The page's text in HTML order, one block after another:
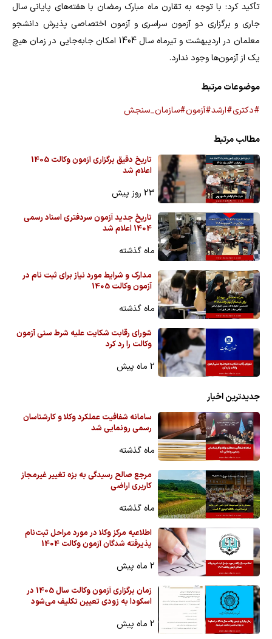
تأکید کرد: با توجه به تقارن ماه مبارک رمضان با هفته‌های پایانی سال
جاری و برگزاری دو آزمون سراسری و آزمون اختصاصی پذیرش دانشجو
معلمان در اردیبهشت و تیرماه سال 1404 امکان جابه‌جایی در زمان هیچ
یک از آزمون‌ها وجود ندارد.
موضوعات مرتبط
#دکتری#ارشد#آزمون#سازمان_سنجش
مطالب مرتبط
تاریخ دقیق برگزاری آزمون وکالت 1405
اعلام شد
23 روز پیش
تاریخ جدید آزمون سردفتری اسناد رسمی
1404 اعلام شد
ماه گذشته
مدارک و شرایط مورد نیاز برای ثبت نام در
آزمون وکالت 1405
ماه گذشته
شورای رقابت شکایت علیه شرط سنی آزمون
وکالت را رد کرد
2 ماه پیش
جدیدترین اخبار
سامانه شفافیت عملکرد وکلا و کارشناسان
رسمی رونمایی شد
ماه گذشته
مرجع صالح رسیدگی به بزه تغییر غیرمجاز
کاربری اراضی
ماه گذشته
اطلاعیه مرکز وکلا در مورد مراحل ثبت‌نام
پذیرفته شدگان آزمون وکالت 1404
2 ماه پیش
زمان برگزاری آزمون وکالت سال 1405 در
اسکودا به زودی تعیین تکلیف می‌شود
2 ماه پیش